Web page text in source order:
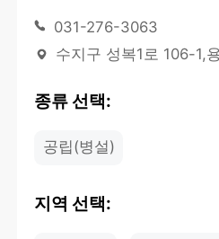
031-276-3063
수지구 성복1로 106-1,
종류 선택:
공립(병설)
지역 선택: